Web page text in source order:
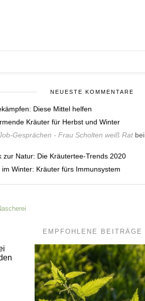
NEUESTE KOMMENTARE
Diese Mittel helfen
Kräuter für Herbst und Winter
Gesprächen - Frau Scholten weiß Ratbei
zur Natur: Die Kräutertee-Trends 2020
im Winter: Kräuter fürs Immunsystem
EMPFOHLENE BEITRÄGE